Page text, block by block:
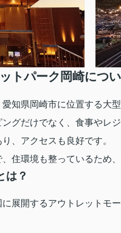
トパーク岡崎につ
知県岡崎市に位置する大
グだけでなく、食事やレ
、アクセスも良好です。
住環境も整っているため
は？
展開するアウトレットモ